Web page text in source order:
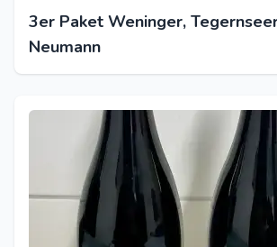
3er Paket Weninger,
Neumann